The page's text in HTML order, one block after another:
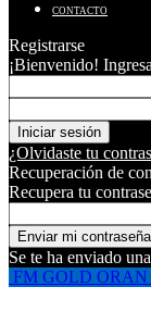
CONTACTO
Registrarse
¡Bienvenido!
¿Olvidaste tu
Recuperación de
Recupera tu
Se te ha enviado
FM GOLD ORAN